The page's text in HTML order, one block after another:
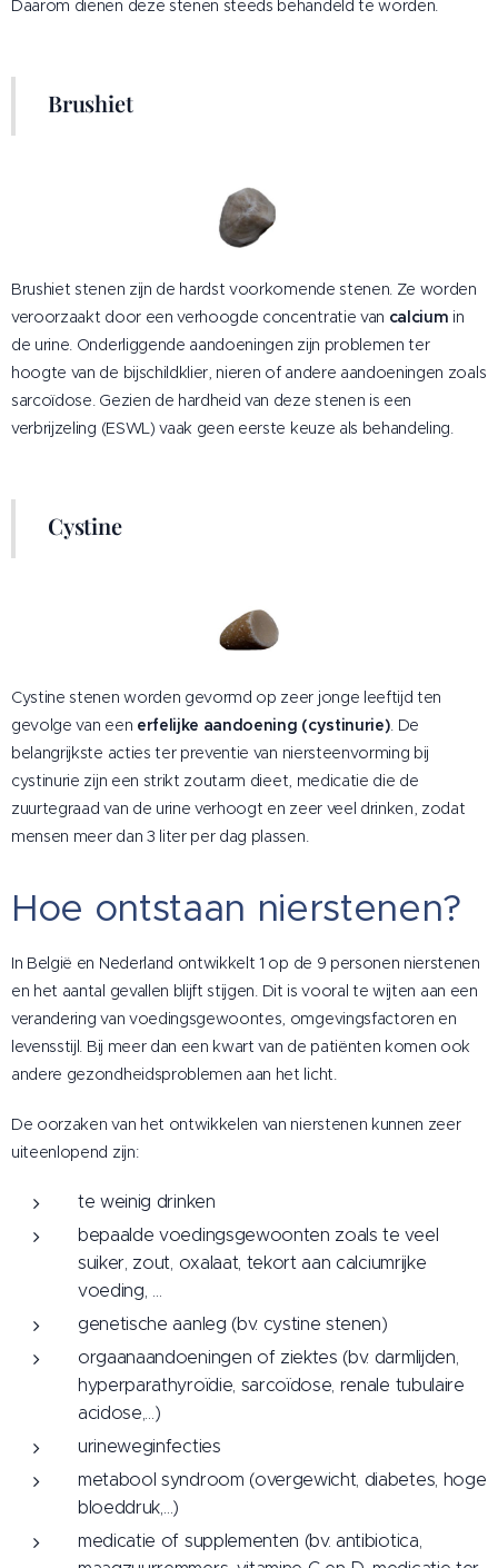
Daarom dienen deze stenen steeds behandeld te worden.
Brushiet
Brushiet stenen zijn de hardst voorkomende stenen. Ze worden
veroorzaakt door een verhoogde concentratie van calcium in
de urine. Onderliggende aandoeningen zijn problemen ter
hoogte van de bijschildklier, nieren of andere aandoeningen zoals
sarcoïdose. Gezien de hardheid van deze stenen is een
verbrijzeling (ESWL) vaak geen eerste keuze als behandeling.
Cystine
Cystine stenen worden gevormd op zeer jonge leeftijd ten
gevolge van een erfelijke aandoening (cystinurie). De
belangrijkste acties ter preventie van niersteenvorming bij
cystinurie zijn een strikt zoutarm dieet, medicatie die de
zuurtegraad van de urine verhoogt en zeer veel drinken, zodat
mensen meer dan 3 liter per dag plassen.
Hoe ontstaan nierstenen?
In België en Nederland ontwikkelt 1 op de 9 personen nierstenen
en het aantal gevallen blijft stijgen. Dit is vooral te wijten aan een
verandering van voedingsgewoontes, omgevingsfactoren en
levensstijl. Bij meer dan een kwart van de patiënten komen ook
andere gezondheidsproblemen aan het licht.
De oorzaken van het ontwikkelen van nierstenen kunnen zeer
uiteenlopend zijn:
te weinig drinken
bepaalde voedingsgewoonten zoals te veel
suiker, zout, oxalaat, tekort aan calciumrijke
voeding, …
genetische aanleg (bv. cystine stenen)
orgaanaandoeningen of ziektes (bv. darmlijden,
hyperparathyroïdie, sarcoïdose, renale tubulaire
acidose,…)
urineweginfecties
metabool syndroom (overgewicht, diabetes, hoge
bloeddruk,…)
medicatie of supplementen (bv. antibiotica,